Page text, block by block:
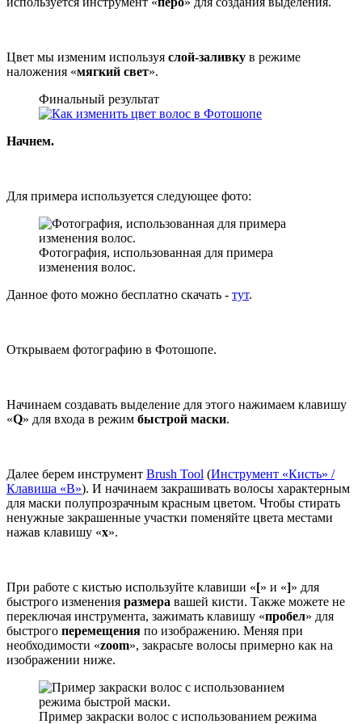
Цвет мы изменим используя слой-заливку в режиме
наложения «мягкий свет».
Финальный результат
Начнем.
Для примера используется следующее фото:
Фотография, использованная для примера
изменения волос.
Данное фото можно бесплатно скачать - тут.
Открываем фотографию в Фотошопе.
Начинаем создавать выделение для этого нажимаем клавишу
«Q» для входа в режим быстрой маски.
Далее берем инструмент Brush Tool (Инструмент «Кисть» /
Клавиша «B»). И начинаем закрашивать волосы характерным
для маски полупрозрачным красным цветом. Чтобы стирать
ненужные закрашенные участки поменяйте цвета местами
нажав клавишу «x».
При работе с кистью используйте клавиши «[» и «]» для
быстрого изменения размера вашей кисти. Также можете не
переключая инструмента, зажимать клавишу «пробел» для
быстрого перемещения по изображению. Меняя при
необходимости «zoom», закрасьте волосы примерно как на
изображении ниже.
Пример закраски волос с использованием режима